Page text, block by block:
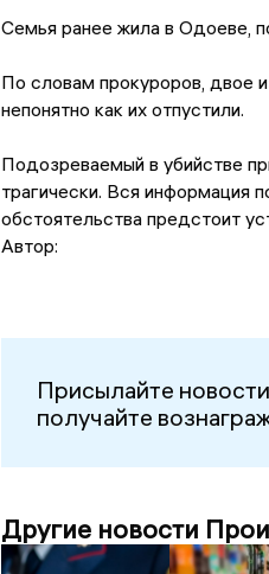
Семья ранее жила в Одоеве,
По словам прокуроров, двое
непонятно как их отпустили.
Подозреваемый в убийстве
трагически. Вся информация
обстоятельства предстоит
Автор:
Присылайте
получайте
Другие новости